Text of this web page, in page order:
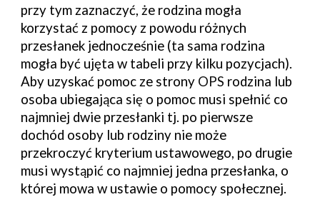
przy tym zaznaczyć, że rodzina mogła
korzystać z pomocy z powodu różnych
przesłanek jednocześnie (ta sama rodzina
mogła być ujęta w tabeli przy kilku pozycjach).
Aby uzyskać pomoc ze strony OPS rodzina lub
osoba ubiegająca się o pomoc musi spełnić co
najmniej dwie przesłanki tj. po pierwsze
dochód osoby lub rodziny nie może
przekroczyć kryterium ustawowego, po drugie
musi wystąpić co najmniej jedna przesłanka, o
której mowa w ustawie o pomocy społecznej.